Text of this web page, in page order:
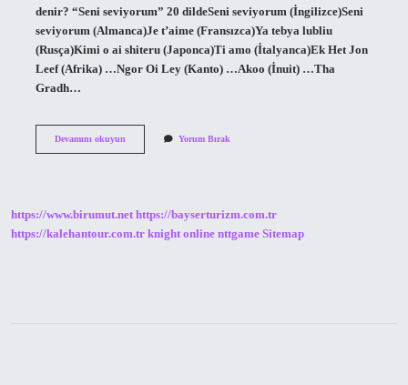
denir? “Seni seviyorum” 20 dildeSeni seviyorum (İngilizce)Seni
seviyorum (Almanca)Je t’aime (Fransızca)Ya tebya lubliu
(Rusça)Kimi o ai shiteru (Japonca)Ti amo (İtalyanca)Ek Het Jon
Leef (Afrika) …Ngor Oi Ley (Kanto) …Akoo (İnuit) …Tha
Gradh…
Devamını okuyunBoşnakça
Yorum Bırak
https://www.birumut.net https://bayserturizm.com.tr
https://kalehantour.com.tr knight online nttgame Sitemap